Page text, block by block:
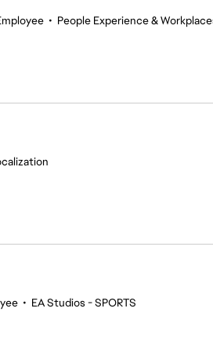
• People Experience &
• EA Studios - SPORTS